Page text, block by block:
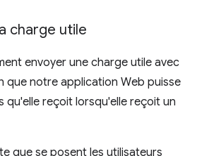
charge utile
envoyer une charge utile avec
que notre application Web puisse
qu'elle reçoit lorsqu'elle reçoit un
que se posent les utilisateurs